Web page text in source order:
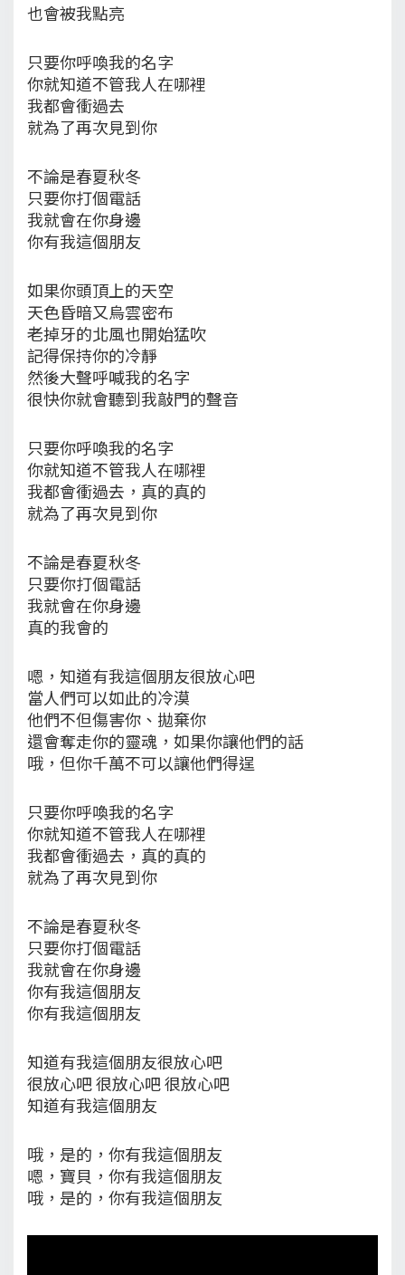
也會被我點亮
只要你呼喚我的名字
你就知道不管我人在哪裡
我都會衝過去
就為了再次見到你
不論是春夏秋冬
只要你打個電話
我就會在你身邊
你有我這個朋友
如果你頭頂上的天空
天色昏暗又烏雲密布
老掉牙的北風也開始猛吹
記得保持你的冷靜
然後大聲呼喊我的名字
很快你就會聽到我敲門的聲音
只要你呼喚我的名字
你就知道不管我人在哪裡
我都會衝過去，真的真的
就為了再次見到你
不論是春夏秋冬
只要你打個電話
我就會在你身邊
真的我會的
嗯，知道有我這個朋友很放心吧
當人們可以如此的冷漠
他們不但傷害你、拋棄你
還會奪走你的靈魂，如果你讓他們的話
哦，但你千萬不可以讓他們得逞
只要你呼喚我的名字
你就知道不管我人在哪裡
我都會衝過去，真的真的
就為了再次見到你
不論是春夏秋冬
只要你打個電話
我就會在你身邊
你有我這個朋友
你有我這個朋友
知道有我這個朋友很放心吧
很放心吧 很放心吧 很放心吧
知道有我這個朋友
哦，是的，你有我這個朋友
嗯，寶貝，你有我這個朋友
哦，是的，你有我這個朋友